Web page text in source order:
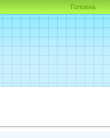
Головна